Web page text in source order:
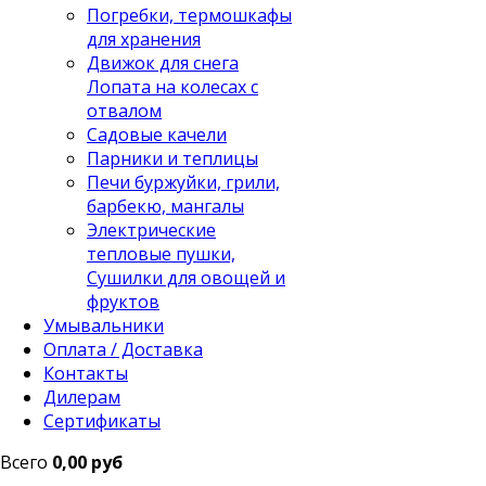
Погребки, термошкафы
для хранения
Движок для снега
Лопата на колесах с
отвалом
Садовые качели
Парники и теплицы
Печи буржуйки, грили,
барбекю, мангалы
Электрические
тепловые пушки,
Сушилки для овощей и
фруктов
Умывальники
Оплата / Доставка
Контакты
Дилерам
Сертификаты
Всего 0,00 руб